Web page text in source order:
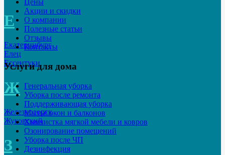
Е
Екатеринбург
Елец
Ессентуки
Ж
Железногорск
Жуковский
З
Цены
Акции и скидки
О компании
Полезные статьи
Отзывы
Контакты
Услуги для дома
Генеральная уборка
Уборка после ремонта
Поддерживающая уборка
Мытьё окон и балконов
Химчистка мягкой мебели и ковров
Озонирование помещений
Уборка после ЧП
Дезинфекция